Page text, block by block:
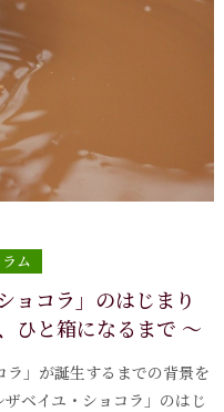
ム
ョコラ」のはじまり
ひと箱になるまで ～
」が誕生するまでの背景を
ベイユ・ショコラ」のはじ